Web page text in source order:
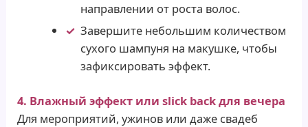
направлении от роста волос.
Завершите небольшим количеством
сухого шампуня на макушке, чтобы
зафиксировать эффект.
4. Влажный эффект или slick back для вечера
Для мероприятий, ужинов или даже свадеб